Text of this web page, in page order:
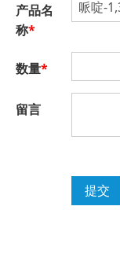
产品名
称*
数量*
留言